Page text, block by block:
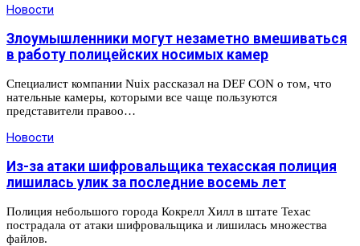
Новости
Злоумышленники могут незаметно вмешиваться
в работу полицейских носимых камер
Специалист компании Nuix рассказал на DEF CON о том, что
нательные камеры, которыми все чаще пользуются
представители правоо…
Новости
Из-за атаки шифровальщика техасская полиция
лишилась улик за последние восемь лет
Полиция небольшого города Кокрелл Хилл в штате Техас
пострадала от атаки шифровальщика и лишилась множества
файлов.